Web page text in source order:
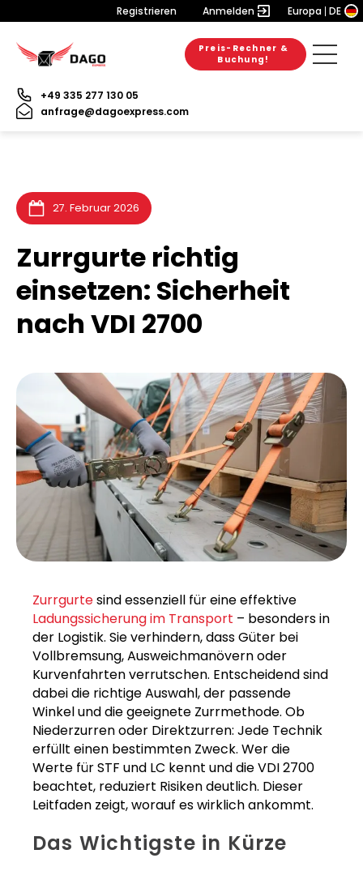
Registrieren Anmelden Europa DE
Preis-Rechner &
Buchung!
+49 335 277 130 05
anfrage@dagoexpress.com
27. Februar 2026
Zurrgurte richtig
einsetzen: Sicherheit
nach VDI 2700
Zurrgurtesind essenziell für eine effektive
Ladungssicherung im Transport – besonders in
der Logistik. Sie verhindern, dass Güter bei
Vollbremsung, Ausweichmanövern oder
Kurvenfahrten verrutschen. Entscheidend sind
dabei die richtige Auswahl, der passende
Winkel und die geeignete Zurrmethode. Ob
Niederzurren oder Direktzurren: Jede Technik
erfüllt einen bestimmten Zweck. Wer die
Werte für STF und LC kennt und die VDI 2700
beachtet, reduziert Risiken deutlich. Dieser
Leitfaden zeigt, worauf es wirklich ankommt.
Das Wichtigste in Kürze
6. August 2026
31. Juli 2026
28. Juli 2026